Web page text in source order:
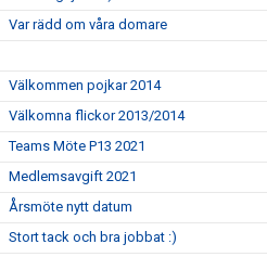
Var rädd om våra domare
Välkommen pojkar 2014
Välkomna flickor 2013/2014
Teams Möte P13 2021
Medlemsavgift 2021
Årsmöte nytt datum
Stort tack och bra jobbat :)